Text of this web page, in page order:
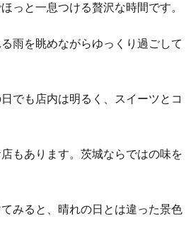
っと一息つける贅沢な時間です。
雨を眺めながらゆっくり過ごして
でも店内は明るく、スイーツとコ
もあります。茨城ならではの味を
みると、晴れの日とは違った景色